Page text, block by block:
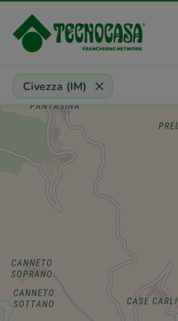
Provincia, comune, zona, riferimento
Civezza (IM)